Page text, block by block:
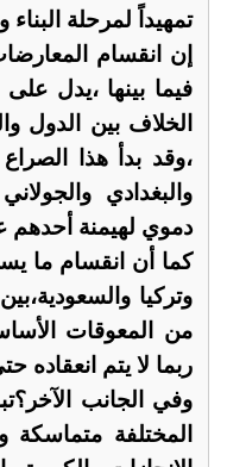
تمهيداً لمرحلة البناء
إن انقسام
فيما بينها ،يدل
الخلاف بين الدول
،وقد بدأ هذا
والبغدادي
دموي لهيمنة أحدهم
كما أن انقسام ما
من المعوقات
ربما لا يتم انعقاده
وفي الجانب
المختلفة